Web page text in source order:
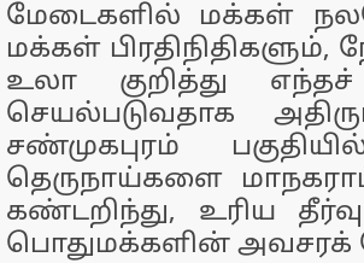
மேடைகளில் மக்கள்
மக்கள்
உலா குறித்து
செயல்படுவதாக
சண்முகபுரம்
தெருநாய்களை
கண்டறிந்து, உரிய
பொதுமக்களின் அவசரக்